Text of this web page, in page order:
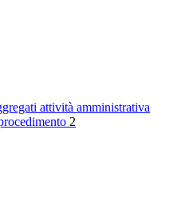
attività amministrativa
2